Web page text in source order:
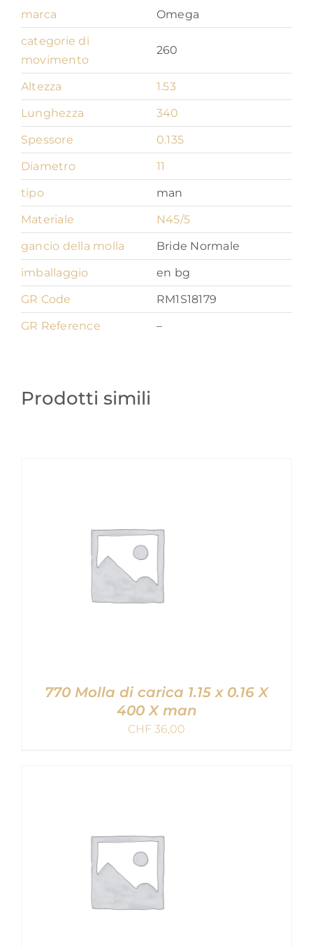
marca
Omega
categorie di
movimento
260
Altezza
1.53
Lunghezza
340
Spessore
0.135
Diametro
11
tipo
man
Materiale
N45/5
gancio della molla
Bride Normale
imballaggio
en bg
GR Code
RM1S18179
GR Reference
–
Prodotti simili
770 Molla di carica 1.15 x 0.16 X
400 X man
CHF 36,00